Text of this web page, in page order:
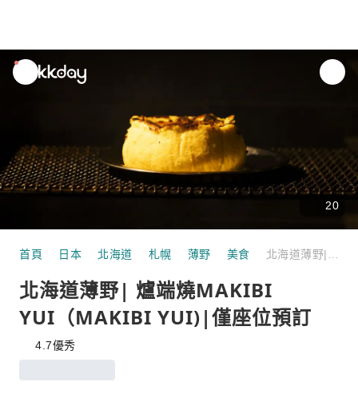
unread
notifications
20
首頁 日本 北海道 札幌 薄野 美食
北海道薄野| 爐端燒MAKIBI
YUI（MAKIBI YUI)|僅座位預訂
4.7優秀